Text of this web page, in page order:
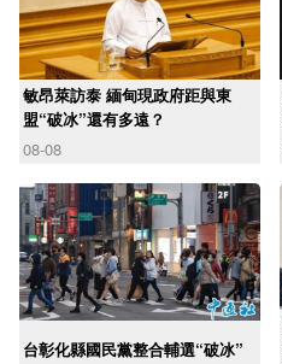
敏昂萊訪泰 緬甸現政府距與東
盟“破冰”還有多遠？
08-08
台彰化縣國民黨整合輔選“破冰”